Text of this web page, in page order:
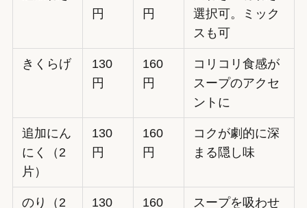
円
円
選択可。ミック
スも可
きくらげ
130
円
160
円
コリコリ食感が
スープのアクセ
ントに
追加にん
にく（2
片）
130
円
160
円
コクが劇的に深
まる隠し味
のり（2 130 160 スープを吸わせ